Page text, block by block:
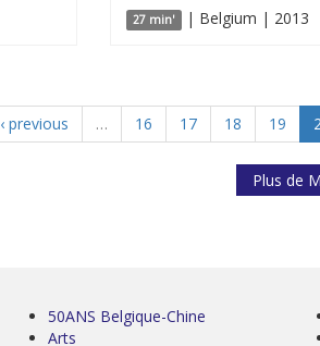
27 min' | Belgium | 2013
‹ previous … 16 17 18 19
Plus de
50ANS Belgique-Chine
Arts